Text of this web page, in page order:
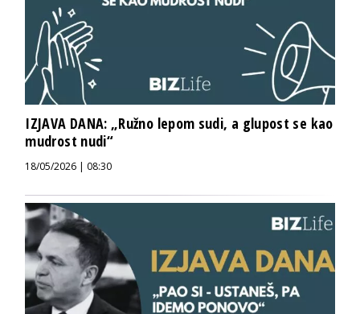
IZJAVA DANA: „Ružno lepom sudi, a glupost se kao
mudrost nudi“
18/05/2026 | 08:30